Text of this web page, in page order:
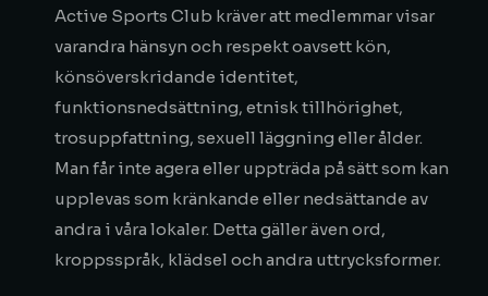
Active Sports Club kräver att medlemmar visar
varandra hänsyn och respekt oavsett kön,
könsöverskridande identitet,
funktionsnedsättning, etnisk tillhörighet,
trosuppfattning, sexuell läggning eller ålder.
Man får inte agera eller uppträda på sätt som kan
upplevas som kränkande eller nedsättande av
andra i våra lokaler. Detta gäller även ord,
kroppsspråk, klädsel och andra uttrycksformer.